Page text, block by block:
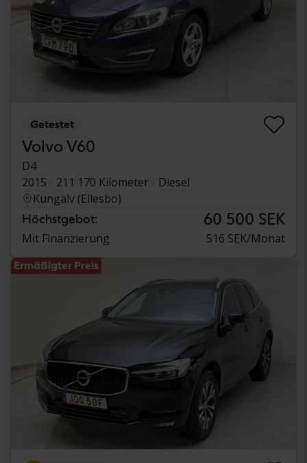
Getestet
Volvo V60
D4
2015
211 170 Kilometer
Diesel
Kungälv (Ellesbo)
Höchstgebot: 60 500 SEK
Mit Finanzierung 516 SEK/Monat
Ermäßigter Preis